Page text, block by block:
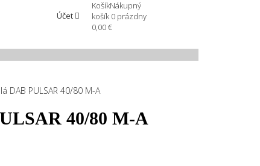
Účet
KošíkNákupný
košík 0 prázdny
0,00 €
DAB PULSAR 40/80 M-A
40/80 M-A